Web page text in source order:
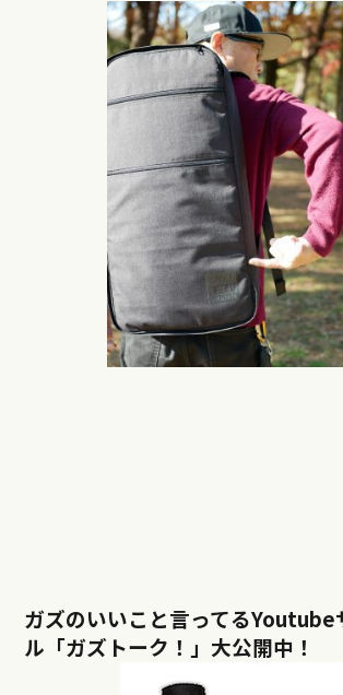
ガズのいいこと言ってるYoutube
ル「ガズトーク！」大公開中！